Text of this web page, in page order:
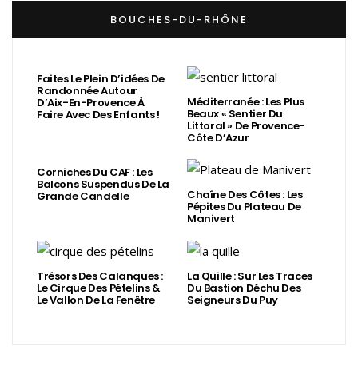
BOUCHES-DU-RHÔNE
Faites Le Plein D’idées De
Randonnée Autour
D’Aix-En-Provence À
Faire Avec Des Enfants !
Méditerranée : Les Plus
Beaux « Sentier Du
Littoral » De Provence-
Côte D’Azur
Corniches Du CAF : Les
Balcons Suspendus De La
Grande Candelle Chaîne Des Côtes : Les
Pépites Du Plateau De
Manivert
Trésors Des Calanques :
Le Cirque Des Pételins &
Le Vallon De La Fenêtre
La Quille : Sur Les Traces
Du Bastion Déchu Des
Seigneurs Du Puy